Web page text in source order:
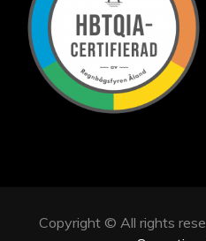
Copyright © All rights